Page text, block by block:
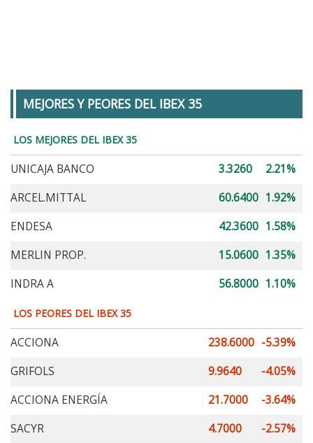
MEJORES Y PEORES DEL IBEX 35
LOS MEJORES DEL IBEX 35
UNICAJA BANCO 3.3260
2.21%
ARCEL.MITTAL
60.6400 1.92%
ENDESA
42.3600 1.58%
MERLIN PROP.
15.0600 1.35%
INDRA A
56.8000 1.10%
LOS PEORES DEL IBEX 35
ACCIONA 238.6000 -5.39%
GRIFOLS
9.9640
-4.05%
ACCIONA ENERGÍA
21.7000
-3.64%
SACYR
4.7000
-2.57%